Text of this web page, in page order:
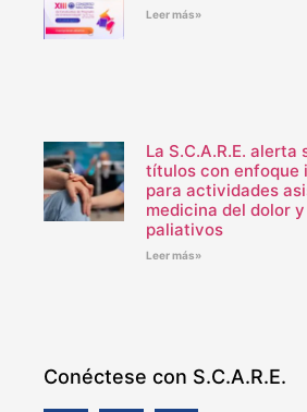
Leer más»
La S.C.A.R.E. alerta
títulos con enfoque
para actividades
medicina del dolor
paliativos
Leer más»
Conéctese con S.C.A.R.E.